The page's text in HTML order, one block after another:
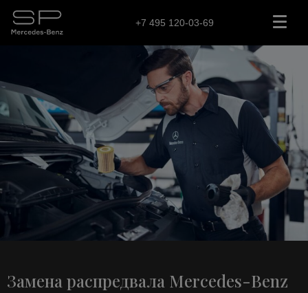
+7 495 120-03-69
Замена распредвала Mercedes-Benz